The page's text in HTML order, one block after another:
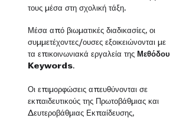
τους μέσα στη σχολική τάξη.
Μέσα από βιωματικές διαδικασίες, οι
συμμετέχοντες/ουσες εξοικειώνονται με
τα επικοινωνιακά εργαλεία της Μεθόδου
Keywords.
Οι επιμορφώσεις απευθύνονται σε
εκπαιδευτικούς της Πρωτοβάθμιας και
Δευτεροβάθμιας Εκπαίδευσης,